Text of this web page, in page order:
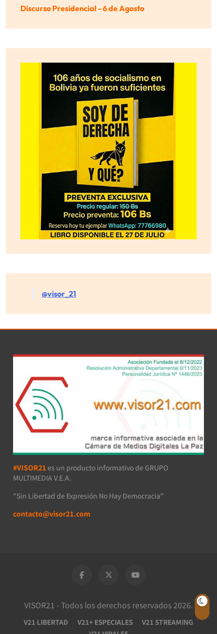
Discurso Presidencial - 6 de Agosto
@visor_21
#VISOR21 es un producto informativo de GRUPO
MULTIMEDIA V.E.A.
"Sin Libertad de Expresión No Hay Democracia"
contacto@visor21.com
VISOR21 - Todos los derechos reservados 2026.
V21 LIBERTAD V21+ ESPECIALES
V21 STREAMING